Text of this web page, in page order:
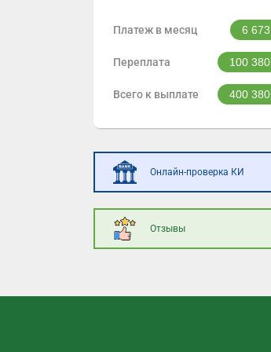
Платеж в месяц 6 673
Переплата 100 380
Всего к выплате 400 380
Онлайн-проверка КИ
Отзывы